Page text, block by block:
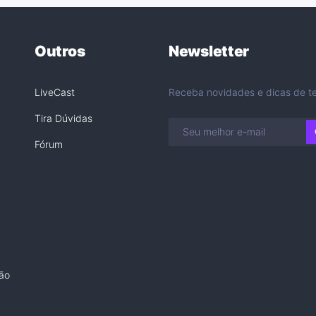
Outros
LiveCast
Tira Dúvidas
Fórum
Newsletter
Receba novidades e dicas de